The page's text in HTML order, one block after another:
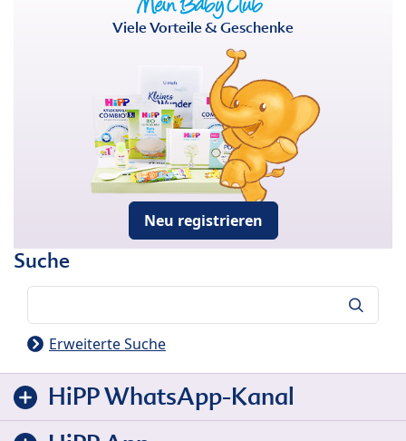
Viele Vorteile & Geschenke
Neu registrieren
Suche
Erweiterte Suche
HiPP WhatsApp-Kanal